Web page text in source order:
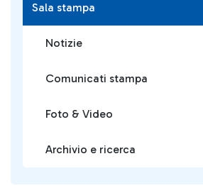
Sala stampa
Notizie
Comunicati stampa
Foto & Video
Archivio e ricerca